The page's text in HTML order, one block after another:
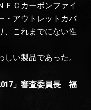
ＦＣカーボンファイ
・アウトレットカバ
、これまでにない性
い製品であった。
」審査委員長 福